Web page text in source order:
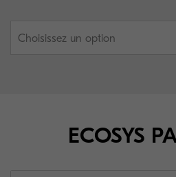
Choisissez un option
ECOSYS